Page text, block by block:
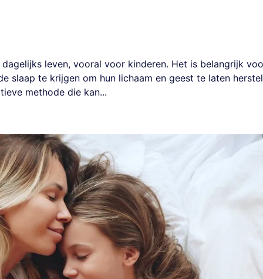
leven, vooral voor kinderen. Het is belangrijk
slaap te krijgen om hun lichaam en geest te laten
methode die kan...